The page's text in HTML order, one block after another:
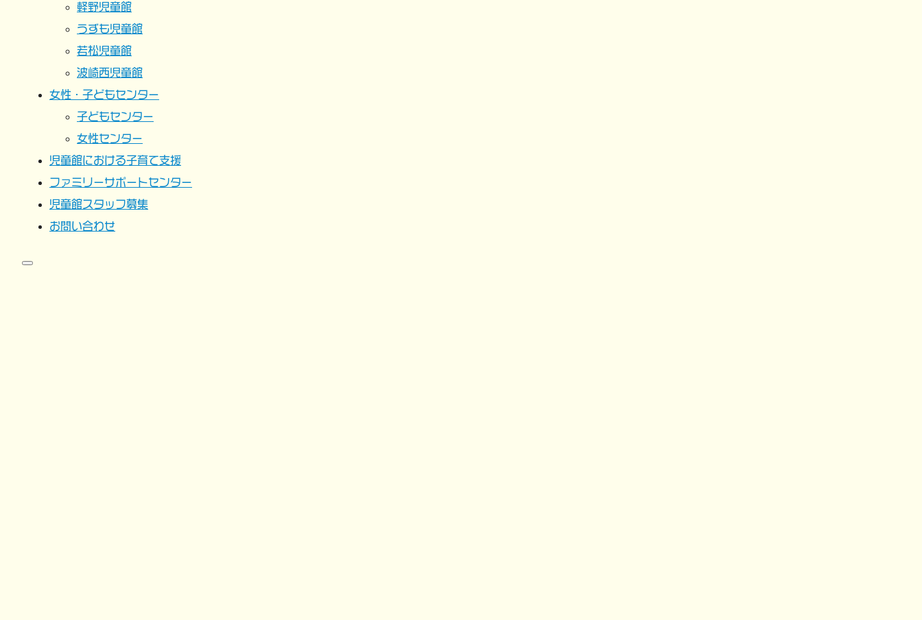
軽野児童館
うずも児童館
若松児童館
波崎西児童館
女性・子どもセンター
子どもセンター
女性センター
児童館における子育て支援
ファミリーサポートセンター
児童館スタッフ募集
お問い合わせ